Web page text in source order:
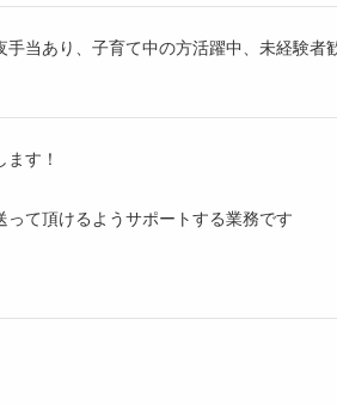
当あり、子育て中の方活躍中、未経験
す！
て頂けるようサポートする業務です